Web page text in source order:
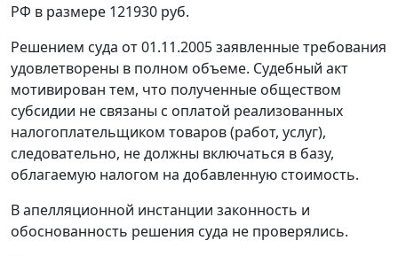
РФ в размере 121930 руб.
Решением суда от 01.11.2005 заявленные требования
удовлетворены в полном объеме. Судебный акт
мотивирован тем, что полученные обществом
субсидии не связаны с оплатой реализованных
налогоплательщиком товаров (работ, услуг),
следовательно, не должны включаться в базу,
облагаемую налогом на добавленную стоимость.
В апелляционной инстанции законность и
обоснованность решения суда не проверялись.